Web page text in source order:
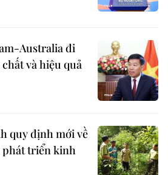
Australia đi
và hiệu quả
quy định mới về
phát triển kinh